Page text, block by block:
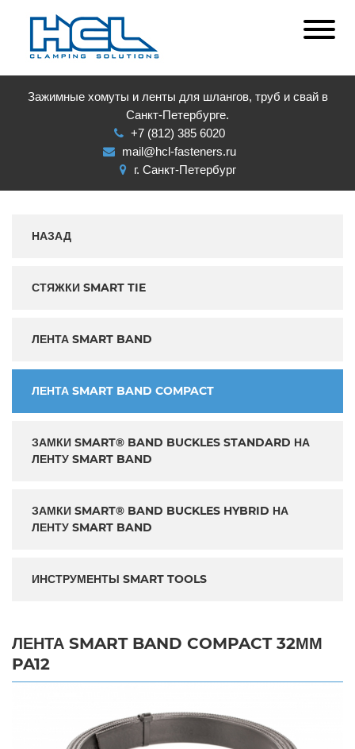
Зажимные хомуты и ленты для шлангов, труб и свай в
Санкт-Петербурге.
+7 (812) 385 6020
mail@hcl-fasteners.ru
г. Санкт-Петербург
НАЗАД
СТЯЖКИ SMART TIE
ЛЕНТА SMART BAND
ЛЕНТА SMART BAND COMPACT
ЗАМКИ SMART® BAND BUCKLES STANDARD НА
ЛЕНТУ SMART BAND
ЗАМКИ SMART® BAND BUCKLES HYBRID НА
ЛЕНТУ SMART BAND
ИНСТРУМЕНТЫ SMART TOOLS
ЛЕНТА SMART BAND COMPACT 32ММ
PA12